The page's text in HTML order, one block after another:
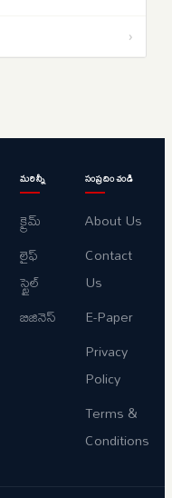
›
మరిన్నీ
క్రైమ్
లైఫ్
స్టైల్
బిజినెస్
సంప్రదించండి
About Us
Contact
Us
E-Paper
Privacy
Policy
Terms &
Conditions